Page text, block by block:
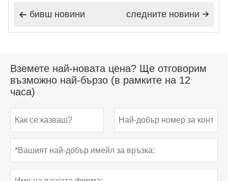
 бивш новини 
следните новини
Вземете най-новата цена? Ще отговорим
възможно най-бързо (в рамките на 12
часа)